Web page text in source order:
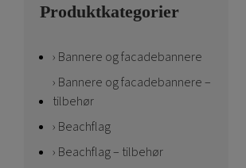
Produktkategorier
Bannere og facadebannere
Bannere og facadebannere –
tilbehør
Beachflag
Beachflag – tilbehør